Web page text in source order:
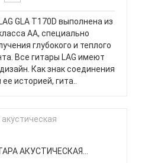
GLA T170D выполнена из
АА, специально
глубокого и теплого
Все гитары LAG имеют
Как знак соединения
историей, гита..
АКУСТИЧЕСКАЯ...